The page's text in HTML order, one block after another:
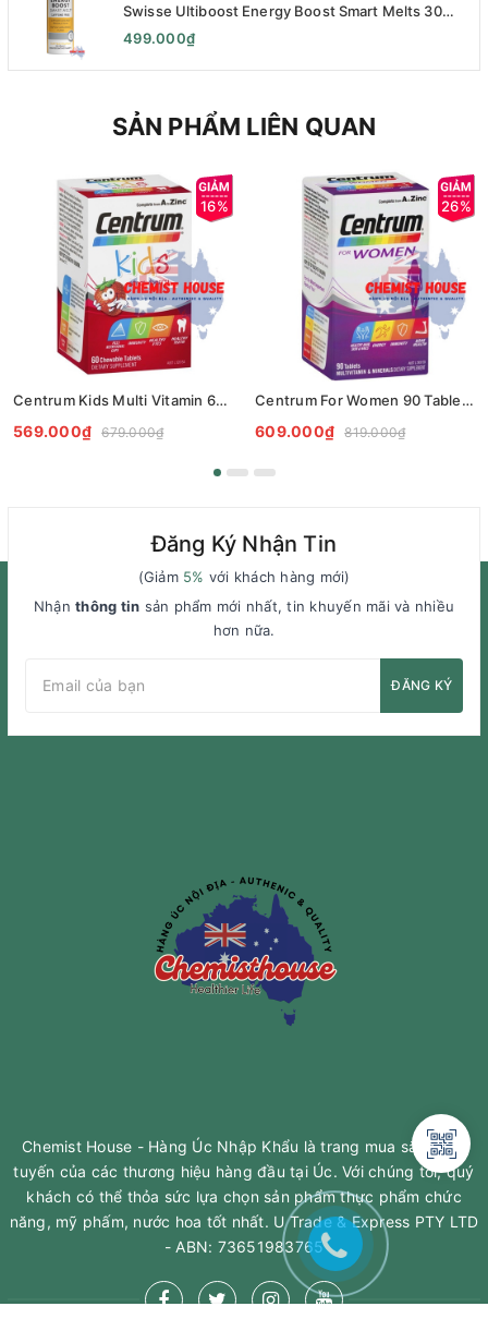
Swisse Ultiboost Energy Boost Smart Melts 30
pack - Viên uống Tăng cường năng lượng tan chảy
thông minh 30 viên
499.000₫
SẢN PHẨM LIÊN QUAN
16%
Centrum Kids Multi Vitamin 60 Strawberry Tablets - Vitamin Tổng Hợp cho bé 60 viên
569.000₫ 679.000₫
26%
Centrum For Women 90 Tablets Exclusive Size - Vitamin Tổng Hợp cho Nữ 90 viên
609.000₫ 819.000₫
Đăng Ký Nhận Tin
(Giảm 5% với khách hàng mới)
Nhậnthông tin sản phẩm mới nhất, tin khuyến mãi và nhiều
hơn nữa.
ĐĂNG KÝ
Chemist House - Hàng Úc Nhập Khẩu là trang mua sắm trực
tuyến của các thương hiệu hàng đầu tại Úc. Với chúng tôi, quý
khách có thể thỏa sức lựa chọn sản phẩm thực phẩm chức
năng, mỹ phấm, nước hoa tốt nhất. U Trade & Express PTY LTD
- ABN: 73651983765